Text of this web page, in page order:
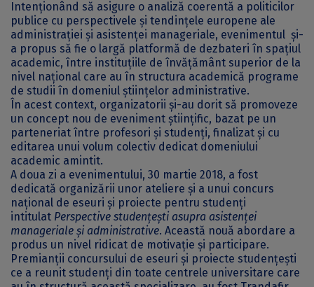
Intenționând să asigure o analiză coerentă a politicilor
publice cu perspectivele și tendințele europene ale
administrației și asistenței manageriale, evenimentul și-
a propus să fie o largă platformă de dezbateri în spațiul
academic, între instituțiile de învățământ superior de la
nivel național care au în structura academică programe
de studii în domeniul științelor administrative.
În acest context, organizatorii și-au dorit să promoveze
un concept nou de eveniment științific, bazat pe un
parteneriat între profesori și studenți, finalizat și cu
editarea unui volum colectiv dedicat domeniului
academic amintit.
A doua zi a evenimentului, 30 martie 2018, a fost
dedicată organizării unor ateliere și a unui concurs
național de eseuri și proiecte pentru studenți
intitulat Perspective studențești asupra asistenței
manageriale și administrative. Această nouă abordare a
produs un nivel ridicat de motivație și participare.
Premianții concursului de eseuri și proiecte studențești
ce a reunit studenți din toate centrele universitare care